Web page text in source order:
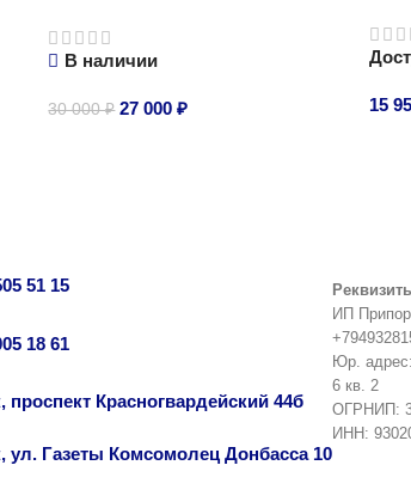
В наличии
30 000₽ 27 000₽ 15
51 15
18 61
проспект Красногвардейский 44б
ул. Газеты Комсомолец Донбасса 10
ИП
Юр.
6 кв. 2
ОГРНИП:
ИНН: